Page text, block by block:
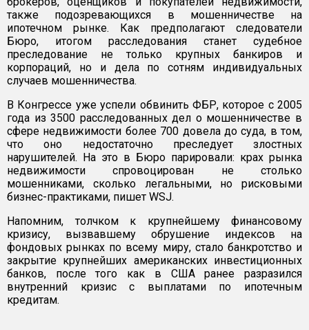
также подозревающихся в мошенничестве на
ипотечном рынке. Как предполагают следователи
Бюро, итогом расследования станет судебное
преследование не только крупных банкиров и
корпораций, но и дела по сотням индивидуальных
случаев мошенничества.
В Конгрессе уже успели обвинить ФБР, которое с 2005
года из 3500 расследованных дел о мошенничестве в
сфере недвижимости более 700 довела до суда, в том,
что оно недостаточно преследует злостных
нарушителей. На это в Бюро парировали: крах рынка
недвижимости спровоцирован не столько
мошенниками, сколько легальными, но рисковыми
бизнес-практиками, пишет WSJ.
Напомним, толчком к крупнейшему финансовому
кризису, вызвавшему обрушение индексов на
фондовых рынках по всему миру, стало банкротство и
закрытие крупнейших американских инвестиционных
банков, после того как в США ранее разразился
внутренний кризис с выплатами по ипотечным
кредитам.